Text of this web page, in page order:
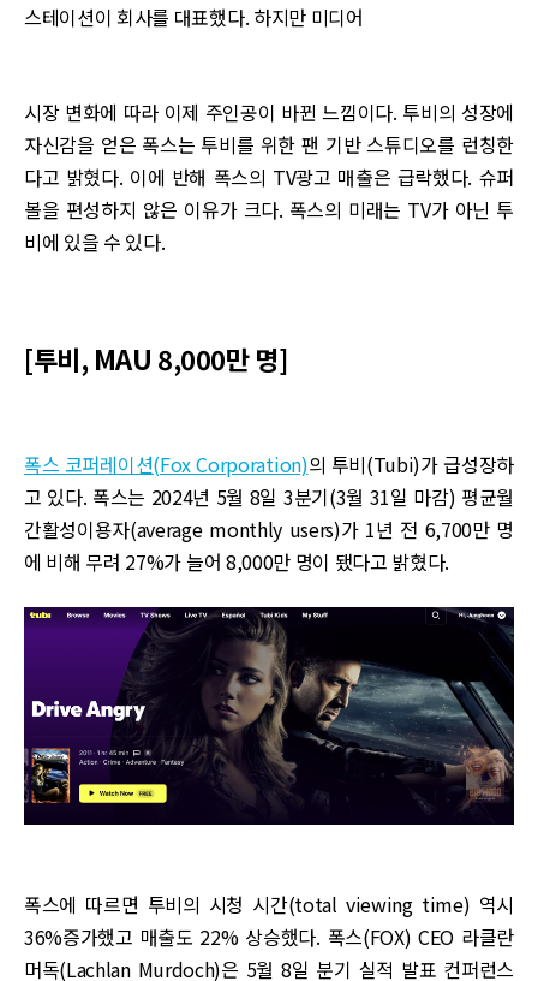
스테이션이 회사를 대표했다. 하지만 미디어
시장 변화에 따라 이제 주인공이 바뀐 느낌이다. 투비의 성장에
자신감을 얻은 폭스는 투비를 위한 팬 기반 스튜디오를 런칭한
다고 밝혔다. 이에 반해 폭스의 TV광고 매출은 급락했다. 슈퍼
볼을 편성하지 않은 이유가 크다. 폭스의 미래는 TV가 아닌 투
비에 있을 수 있다.
[투비, MAU 8,000만 명]
폭스 코퍼레이션(Fox Corporation)의 투비(Tubi)가 급성장하
고 있다. 폭스는 2024년 5월 8일 3분기(3월 31일 마감) 평균월
간활성이용자(average monthly users)가 1년 전 6,700만 명
에 비해 무려 27%가 늘어 8,000만 명이 됐다고 밝혔다.
폭스에 따르면 투비의 시청 시간(total viewing time) 역시
36%증가했고 매출도 22% 상승했다. 폭스(FOX) CEO 라클란
머독(Lachlan Murdoch)은 5월 8일 분기 실적 발표 컨퍼런스